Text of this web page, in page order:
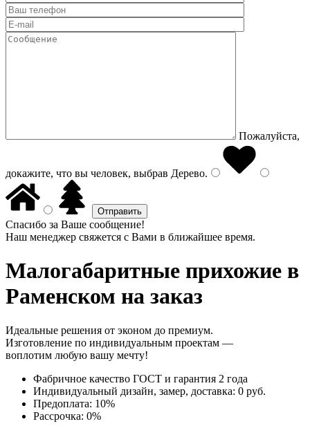
Пожалуйста,
докажите, что вы человек, выбрав Дерево.
Спасибо за Ваше сообщение!
Наш менеджер свяжется с Вами в ближайшее время.
Малогабаритные прихожие в
Раменском на заказ
Идеальные решения от эконом до премиум.
Изготовление по индивидуальным проектам —
воплотим любую вашу мечту!
Фабричное качество ГОСТ и гарантия 2 года
Индивидуальный дизайн, замер, доставка: 0 руб.
Предоплата: 10%
Рассрочка: 0%